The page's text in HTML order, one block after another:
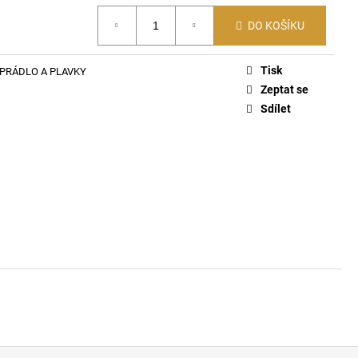
DO KOŠÍKU
A PLAVKY
Tisk
Zeptat se
Sdílet
PONOŽKY E7690